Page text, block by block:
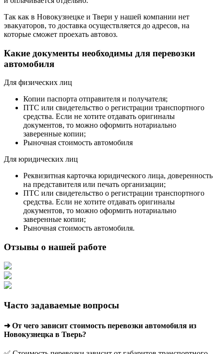
Так как в Новокузнецке и Твери у нашей компании нет
эвакуаторов, то доставка осуществляется до адресов, на
которые сможет проехать автовоз.
Какие документы необходимы для перевозки
автомобиля
Для физических лиц
Копии паспорта отправителя и получателя;
ПТС или свидетельство о регистрации транспортного
средства. Если не хотите отдавать оригиналы
документов, то можно оформить нотариально
заверенные копии;
Рыночная стоимость автомобиля
Для юридических лиц
Реквизитная карточка юридического лица, доверенность
на представителя или печать организации;
ПТС или свидетельство о регистрации транспортного
средства. Если не хотите отдавать оригиналы
документов, то можно оформить нотариально
заверенные копии;
Рыночная стоимость автомобиля.
Отзывы о нашей работе
Часто задаваемые вопросы
➜ От чего зависит стоимость перевозки автомобиля из
Новокузнецка в Тверь?